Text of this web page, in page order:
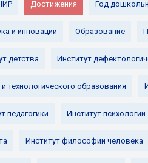
Достижения Год
и инновации Образование
детства Институт
технологического образования
педагогики Институт психологии
Институт философии человека